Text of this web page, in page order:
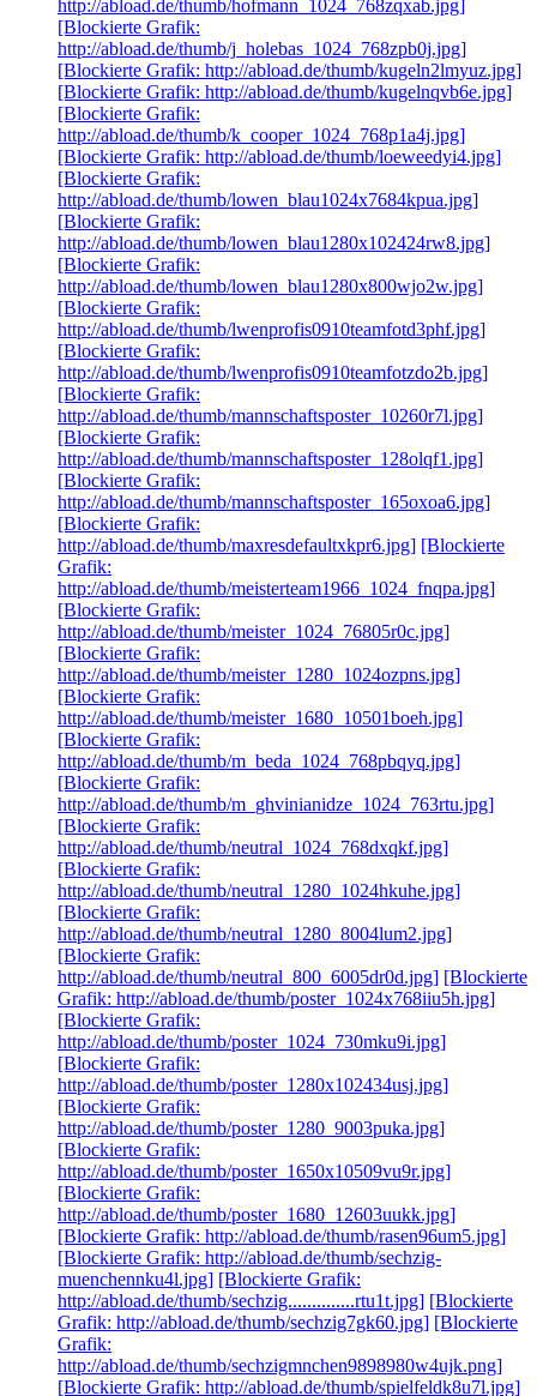
http://abload.de/thumb/hofmann_1024_768zqxab.jpg]
[Blockierte Grafik:
http://abload.de/thumb/j_holebas_1024_768zpb0j.jpg]
[Blockierte Grafik: http://abload.de/thumb/kugeln2lmyuz.jpg]
[Blockierte Grafik: http://abload.de/thumb/kugelnqvb6e.jpg]
[Blockierte Grafik:
http://abload.de/thumb/k_cooper_1024_768p1a4j.jpg]
[Blockierte Grafik: http://abload.de/thumb/loeweedyi4.jpg]
[Blockierte Grafik:
http://abload.de/thumb/lowen_blau1024x7684kpua.jpg]
[Blockierte Grafik:
http://abload.de/thumb/lowen_blau1280x102424rw8.jpg]
[Blockierte Grafik:
http://abload.de/thumb/lowen_blau1280x800wjo2w.jpg]
[Blockierte Grafik:
http://abload.de/thumb/lwenprofis0910teamfotd3phf.jpg]
[Blockierte Grafik:
http://abload.de/thumb/lwenprofis0910teamfotzdo2b.jpg]
[Blockierte Grafik:
http://abload.de/thumb/mannschaftsposter_10260r7l.jpg]
[Blockierte Grafik:
http://abload.de/thumb/mannschaftsposter_128olqf1.jpg]
[Blockierte Grafik:
http://abload.de/thumb/mannschaftsposter_165oxoa6.jpg]
[Blockierte Grafik:
http://abload.de/thumb/maxresdefaultxkpr6.jpg] [Blockierte
Grafik:
http://abload.de/thumb/meisterteam1966_1024_fnqpa.jpg]
[Blockierte Grafik:
http://abload.de/thumb/meister_1024_76805r0c.jpg]
[Blockierte Grafik:
http://abload.de/thumb/meister_1280_1024ozpns.jpg]
[Blockierte Grafik:
http://abload.de/thumb/meister_1680_10501boeh.jpg]
[Blockierte Grafik:
http://abload.de/thumb/m_beda_1024_768pbqyq.jpg]
[Blockierte Grafik:
http://abload.de/thumb/m_ghvinianidze_1024_763rtu.jpg]
[Blockierte Grafik:
http://abload.de/thumb/neutral_1024_768dxqkf.jpg]
[Blockierte Grafik:
http://abload.de/thumb/neutral_1280_1024hkuhe.jpg]
[Blockierte Grafik:
http://abload.de/thumb/neutral_1280_8004lum2.jpg]
[Blockierte Grafik:
http://abload.de/thumb/neutral_800_6005dr0d.jpg] [Blockierte
Grafik: http://abload.de/thumb/poster_1024x768iiu5h.jpg]
[Blockierte Grafik:
http://abload.de/thumb/poster_1024_730mku9i.jpg]
[Blockierte Grafik:
http://abload.de/thumb/poster_1280x102434usj.jpg]
[Blockierte Grafik:
http://abload.de/thumb/poster_1280_9003puka.jpg]
[Blockierte Grafik:
http://abload.de/thumb/poster_1650x10509vu9r.jpg]
[Blockierte Grafik:
http://abload.de/thumb/poster_1680_12603uukk.jpg]
[Blockierte Grafik: http://abload.de/thumb/rasen96um5.jpg]
[Blockierte Grafik: http://abload.de/thumb/sechzig-
muenchennku4l.jpg] [Blockierte Grafik:
http://abload.de/thumb/sechzig..............rtu1t.jpg] [Blockierte
Grafik: http://abload.de/thumb/sechzig7gk60.jpg] [Blockierte
Grafik:
http://abload.de/thumb/sechzigmnchen9898980w4ujk.png]
[Blockierte Grafik: http://abload.de/thumb/spielfeldk8u7l.jpg]